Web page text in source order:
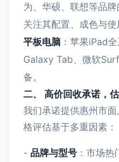
为、华硕、联想等品
关注其配置、成色与使
平板电脑 ：苹果iPad
Galaxy Tab、微软
备。
二、 高价回收承诺，
我们承诺提供惠州市
格评估基于多重因素：
- 品牌与型号 ：市场热